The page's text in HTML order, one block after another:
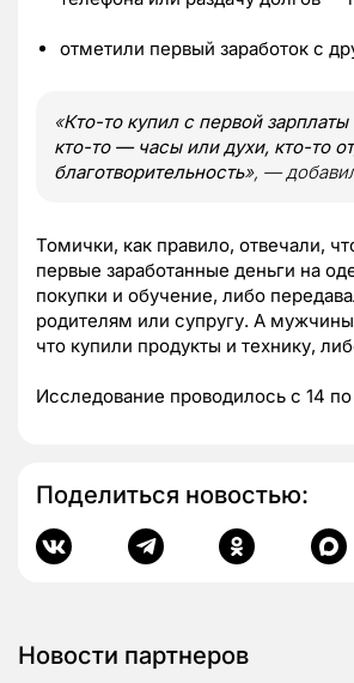
отметили первый заработок с
«Кто-то купил с первой
кто-то — часы или духи, кто-то
благотворительность», —
Томички, как правило, отвечали,
первые заработанные деньги на
покупки и обучение, либо
родителям или супругу. А
что купили продукты и технику,
Исследование проводилось с 14 по
Поделиться новостью:
Новости партнеров